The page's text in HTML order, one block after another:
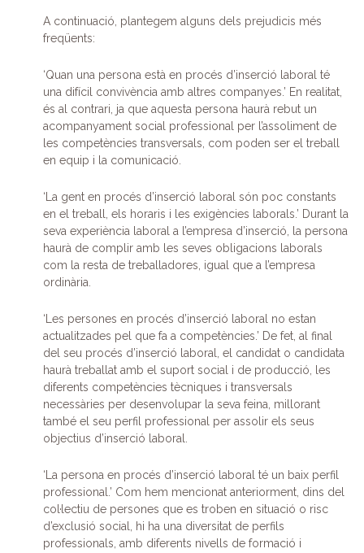
A continuació, plantegem alguns dels prejudicis més
freqüents:
‘Quan una persona està en procés d’inserció laboral té
una difícil convivència amb altres companyes.’ En realitat,
és al contrari, ja que aquesta persona haurà rebut un
acompanyament social professional per l’assoliment de
les competències transversals, com poden ser el treball
en equip i la comunicació.
‘La gent en procés d’inserció laboral són poc constants
en el treball, els horaris i les exigències laborals.’ Durant la
seva experiència laboral a l’empresa d’inserció, la persona
haurà de complir amb les seves obligacions laborals
com la resta de treballadores, igual que a l’empresa
ordinària.
‘Les persones en procés d’inserció laboral no estan
actualitzades pel que fa a competències.’ De fet, al final
del seu procés d’inserció laboral, el candidat o candidata
haurà treballat amb el suport social i de producció, les
diferents competències tècniques i transversals
necessàries per desenvolupar la seva feina, millorant
també el seu perfil professional per assolir els seus
objectius d’inserció laboral.
‘La persona en procés d’inserció laboral té un baix perfil
professional.’ Com hem mencionat anteriorment, dins del
col·lectiu de persones que es troben en situació o risc
d’exclusió social, hi ha una diversitat de perfils
professionals, amb diferents nivells de formació i